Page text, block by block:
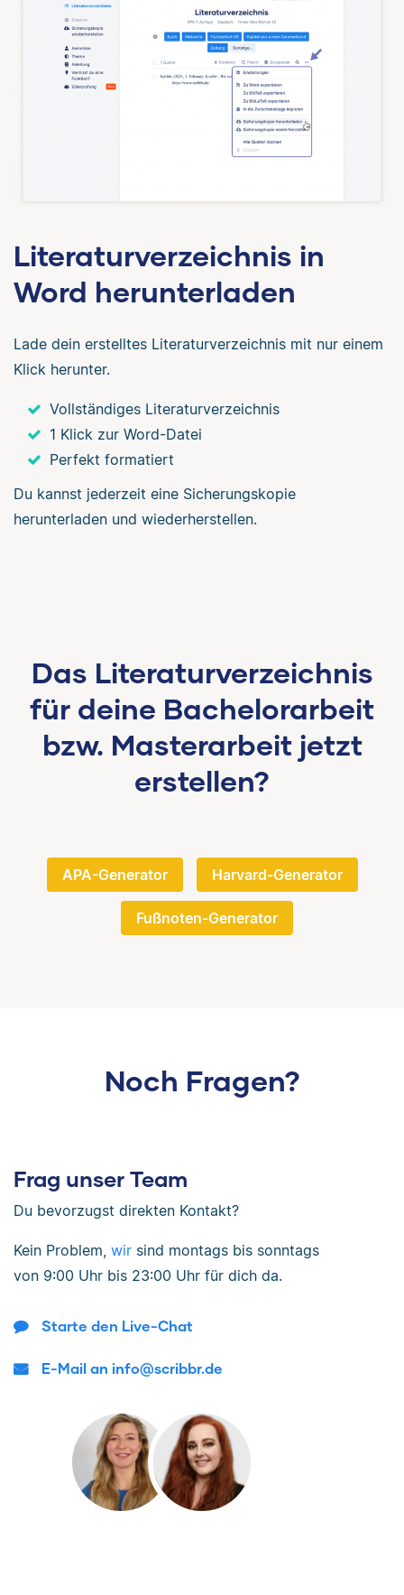
Literaturverzeichnis in
Word herunterladen
Lade dein erstelltes Literaturverzeichnis mit nur einem
Klick herunter.
Vollständiges Literaturverzeichnis
1 Klick zur Word-Datei
Perfekt formatiert
Du kannst jederzeit eine Sicherungskopie
herunterladen und wiederherstellen.
Das Literaturverzeichnis
für deine Bachelorarbeit
bzw. Masterarbeit jetzt
erstellen?
APA-Generator Harvard-Generator
Fußnoten-Generator
Noch Fragen?
Frag unser Team
Du bevorzugst direkten Kontakt?
Kein Problem, wir sind montags bis sonntags
von 9:00 Uhr bis 23:00 Uhr für dich da.
Starte den Live-Chat
E-Mail an info@scribbr.de